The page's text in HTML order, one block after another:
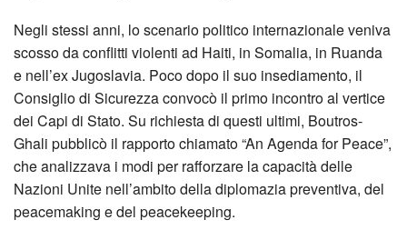
Negli stessi anni, lo scenario politico internazionale veniva
scosso da conflitti violenti ad Haiti, in Somalia, in Ruanda
e nell’ex Jugoslavia. Poco dopo il suo insediamento, il
Consiglio di Sicurezza convocò il primo incontro al vertice
dei Capi di Stato. Su richiesta di questi ultimi, Boutros-
Ghali pubblicò il rapporto chiamato “An Agenda for Peace”,
che analizzava i modi per rafforzare la capacità delle
Nazioni Unite nell’ambito della diplomazia preventiva, del
peacemaking e del peacekeeping.